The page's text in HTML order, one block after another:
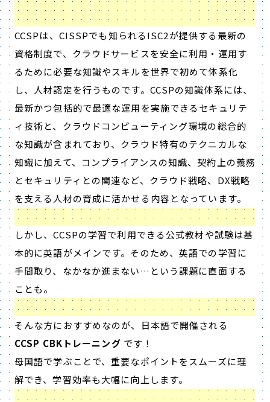
CCSPは、CISSPでも知られるISC2が提供する最新の
資格制度で、クラウドサービスを安全に利用・運用す
るために必要な知識やスキルを世界で初めて体系化
し、人材認定を行うものです。CCSPの知識体系には、
最新かつ包括的で最適な運用を実施できるセキュリテ
ィ技術と、クラウドコンピューティング環境の総合的
な知識が含まれており、クラウド特有のテクニカルな
知識に加えて、コンプライアンスの知識、契約上の義務
とセキュリティとの関連など、クラウド戦略、DX戦略
を支える人材の育成に活かせる内容となっています。
しかし、CCSPの学習で利用できる公式教材や試験は基
本的に英語がメインです。そのため、英語での学習に
手間取り、なかなか進まない…という課題に直面する
ことも。
そんな方におすすめなのが、日本語で開催される
CCSP CBKトレーニング です！
母国語で学ぶことで、重要なポイントをスムーズに理
解でき、学習効率も大幅に向上します。